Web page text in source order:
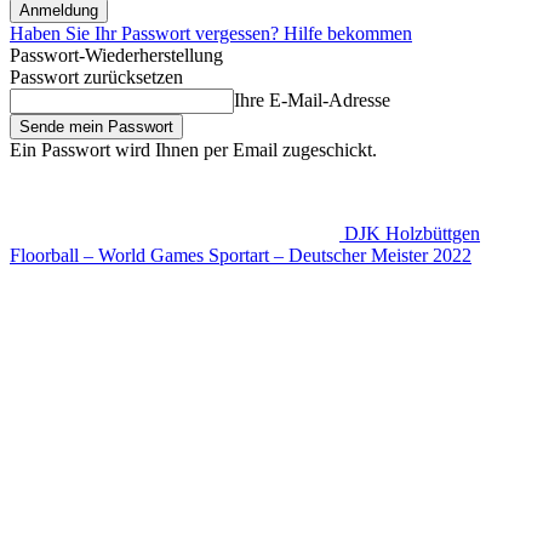
Haben Sie Ihr Passwort vergessen? Hilfe bekommen
Passwort-Wiederherstellung
Passwort zurücksetzen
Ihre E-Mail-Adresse
Ein Passwort wird Ihnen per Email zugeschickt.
DJK Holzbüttgen
Floorball – World Games Sportart – Deutscher Meister 2022